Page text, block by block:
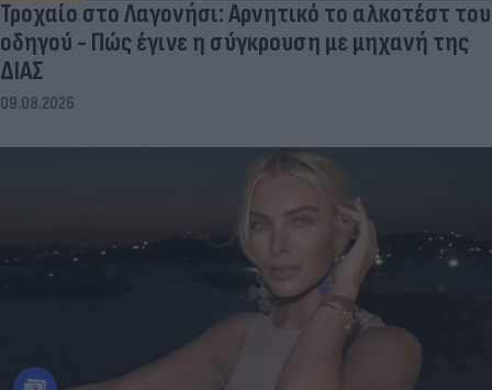
Τροχαίο στο Λαγονήσι: Αρνητικό το αλκοτέστ του
οδηγού - Πώς έγινε η σύγκρουση με μηχανή της
ΔΙΑΣ
09.08.2026